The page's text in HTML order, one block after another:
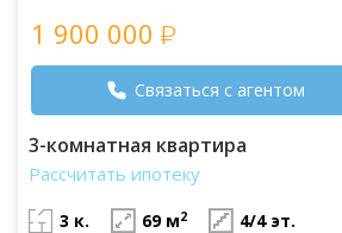
1 900 000
Связаться с агентом
3-комнатная квартира
Рассчитать ипотеку
3 к. 69 м2
4/4 эт.